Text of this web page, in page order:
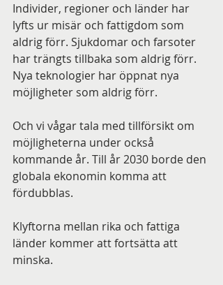
Individer, regioner och länder har
lyfts ur misär och fattigdom som
aldrig förr. Sjukdomar och farsoter
har trängts tillbaka som aldrig förr.
Nya teknologier har öppnat nya
möjligheter som aldrig förr.
Och vi vågar tala med tillförsikt om
möjligheterna under också
kommande år. Till år 2030 borde den
globala ekonomin komma att
fördubblas.
Klyftorna mellan rika och fattiga
länder kommer att fortsätta att
minska.